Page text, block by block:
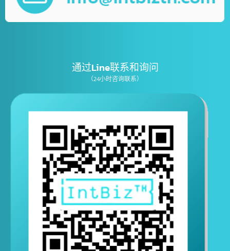
通过Line联系和询问
（24小时咨询联系）